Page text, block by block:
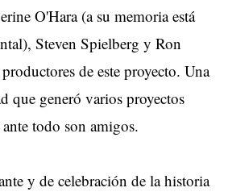
O'Hara (a su memoria está
Steven Spielberg y Ron
de este proyecto. Una
que generó varios proyectos
todo son amigos.
y de celebración de la historia